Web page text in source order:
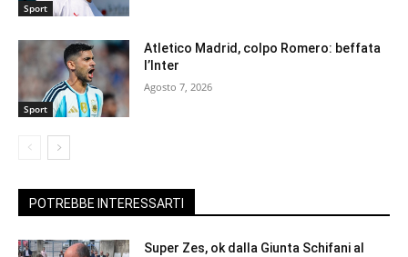
Sport
Sport
Atletico Madrid, colpo Romero: beffata
l’Inter
Agosto 7, 2026
POTREBBE INTERESSARTI
Super Zes, ok dalla Giunta Schifani al